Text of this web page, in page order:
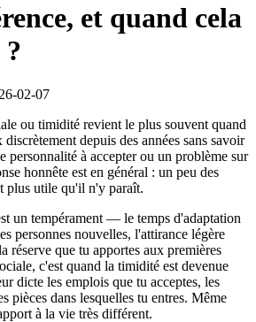
et quand cela
02-07
ou timidité revient le plus souvent quand
depuis des années sans savoir
personnalité à accepter ou un problème sur
honnête est en général : un peu des
plus utile qu'il n'y paraît.
un tempérament — le temps d'adaptation
personnes nouvelles, l'attirance légère
réserve que tu apportes aux premières
c'est quand la timidité est devenue
dicte les emplois que tu acceptes, les
pièces dans lesquelles tu entres. Même
à la vie très différent.